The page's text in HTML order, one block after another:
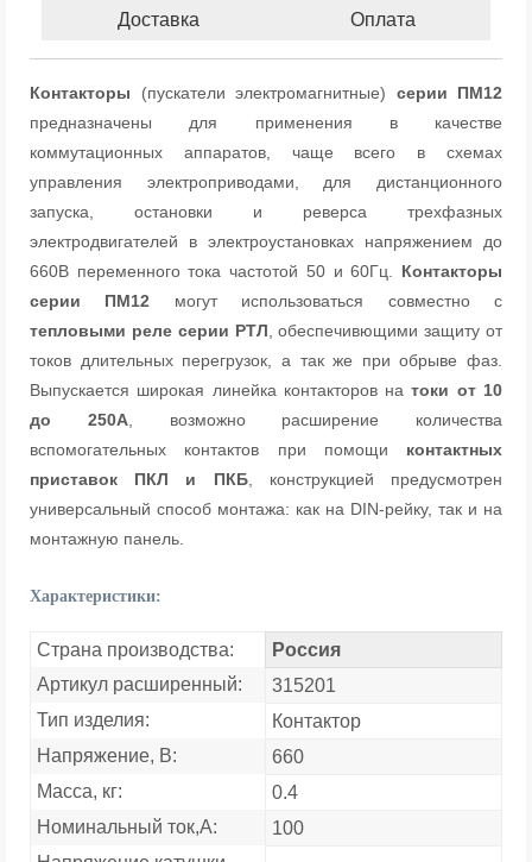
Доставка Оплата
Контакторы (пускатели электромагнитные) серии ПМ12
предназначены для применения в качестве
коммутационных аппаратов, чаще всего в схемах
управления электроприводами, для дистанционного
запуска, остановки и реверса трехфазных
электродвигателей в электроустановках напряжением до
660В переменного тока частотой 50 и 60Гц. Контакторы
серии ПМ12 могут использоваться совместно с
тепловыми реле серии РТЛ , обеспечивющими защиту от
токов длительных перегрузок, а так же при обрыве фаз.
Выпускается широкая линейка контакторов натоки от 10
до 250А, возможно расширение количества
вспомогательных контактов при помощи контактных
приставок ПКЛ и ПКБ, конструкцией предусмотрен
универсальный способ монтажа: как на DIN-рейку, так и на
монтажную панель.
Характеристики:
Страна производства:
Россия
Артикул расширенный:
315201
Тип изделия:
Контактор
Напряжение, В:
660
Масса, кг:
0.4
Номинальный ток,А:
100